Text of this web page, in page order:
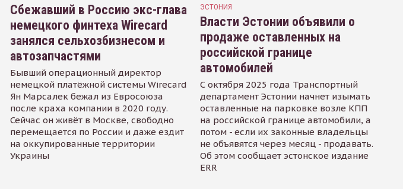
Сбежавший в Россию экс-глава
немецкого финтеха Wirecard
занялся сельхозбизнесом и
автозапчастями
Бывший операционный директор
немецкой платёжной системы Wirecard
Ян Марсалек бежал из Евросоюза
после краха компании в 2020 году.
Сейчас он живёт в Москве, свободно
перемещается по России и даже ездит
на оккупированные территории
Украины
ЭСТОНИЯ
Власти Эстонии объявили о
продаже оставленных на
российской границе
автомобилей
С октября 2025 года Транспортный
департамент Эстонии начнет изымать
оставленные на парковке возле КПП
на российской границе автомобили, а
потом - если их законные владельцы
не объявятся через месяц - продавать.
Об этом сообщает эстонское издание
ERR